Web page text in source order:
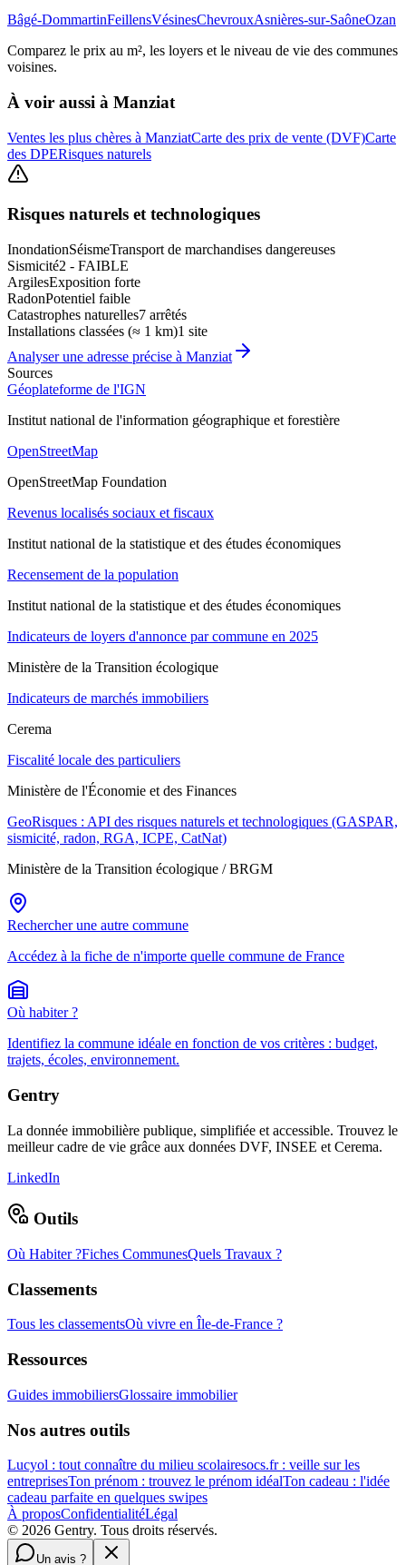
Bâgé-DommartinFeillensVésinesChevrouxAsnières-sur-SaôneOzan
Comparez le prix au m², les loyers et le niveau de vie des communes
voisines.
À voir aussi à Manziat
Ventes les plus chères à ManziatCarte des prix de vente (DVF)Carte
des DPERisques naturels
Risques naturels et technologiques
InondationSéismeTransport de marchandises dangereuses
Sismicité2 - FAIBLE
ArgilesExposition forte
RadonPotentiel faible
Catastrophes naturelles7 arrêtés
Installations classées (≈ 1 km)1 site
Analyser une adresse précise à Manziat
Sources
Géoplateforme de l'IGN
Institut national de l'information géographique et forestière
OpenStreetMap
OpenStreetMap Foundation
Revenus localisés sociaux et fiscaux
Institut national de la statistique et des études économiques
Recensement de la population
Institut national de la statistique et des études économiques
Indicateurs de loyers d'annonce par commune en 2025
Ministère de la Transition écologique
Indicateurs de marchés immobiliers
Cerema
Fiscalité locale des particuliers
Ministère de l'Économie et des Finances
GeoRisques : API des risques naturels et technologiques (GASPAR,
sismicité, radon, RGA, ICPE, CatNat)
Ministère de la Transition écologique / BRGM
Rechercher une autre commune
Accédez à la fiche de n'importe quelle commune de France
Où habiter ?
Identifiez la commune idéale en fonction de vos critères : budget,
trajets, écoles, environnement.
Gentry
La donnée immobilière publique, simplifiée et accessible. Trouvez le
meilleur cadre de vie grâce aux données DVF, INSEE et Cerema.
LinkedIn
Outils
Où Habiter ?Fiches CommunesQuels Travaux ?
Classements
Tous les classementsOù vivre en Île-de-France ?
Ressources
Guides immobiliersGlossaire immobilier
Nos autres outils
Lucyol : tout connaître du milieu scolairesocs.fr : veille sur les
entreprisesTon prénom : trouvez le prénom idéalTon cadeau : l'idée
cadeau parfaite en quelques swipes
À proposConfidentialitéLégal
© 2026 Gentry. Tous droits réservés.
Un avis ?